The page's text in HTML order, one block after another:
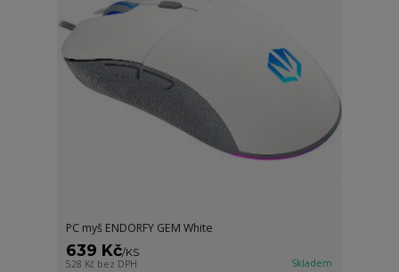
PC myš ENDORFY GEM White
639 Kč/KS
528 Kč bez DPH Skladem